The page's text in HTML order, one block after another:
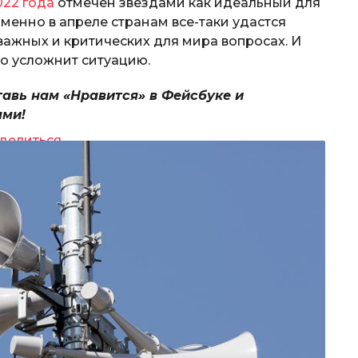
года отмечен звездами как идеальный для
в апреле странам все-таки удастся
и критических для мира вопросах. И
усложнит ситуацию.
нам «Нравится» в Фейсбуке и